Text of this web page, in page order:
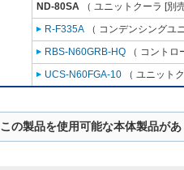
ND-80SA （ ユニットクーラ [別
R-F335A （ コンデンシングユ
RBS-N60GRB-HQ （ コント
UCS-N60FGA-10 （ ユニット
この製品を使用可能な本体製品が